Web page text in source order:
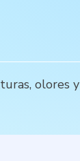
olores y